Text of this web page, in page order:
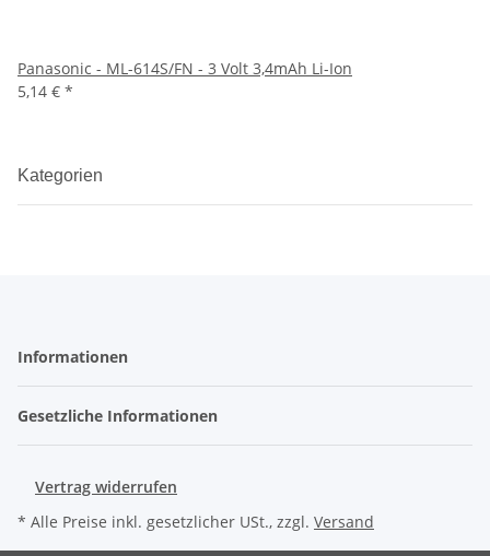
Panasonic - ML-614S/FN - 3 Volt 3,4mAh Li-Ion
5,14 € *
Kategorien
Informationen
Gesetzliche Informationen
Vertrag widerrufen
* Alle Preise inkl. gesetzlicher USt., zzgl. Versand